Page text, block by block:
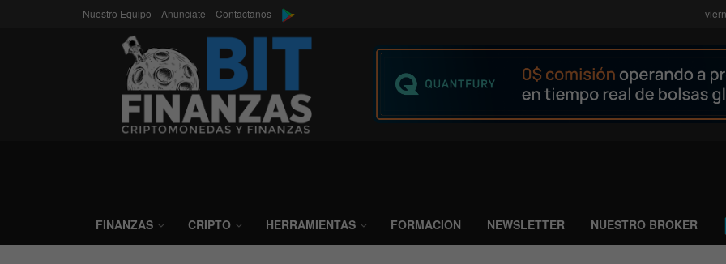
Nuestro Equipo Anunciate Contactanos
FINANZAS CRIPTO HERRAMIENTAS FORMACION NEWSLETTER NUESTRO BROKER